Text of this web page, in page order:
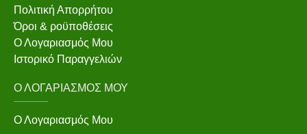
Πολιτική Απορρήτου
Όροι & ροϋποθέσεις
Ο Λογαριασμός Μου
Ιστορικό Παραγγελιών
Ο ΛΟΓΑΡΙΑΣΜΌΣ ΜΟΥ
Ο Λογαριασμός Μου